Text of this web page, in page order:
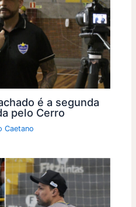
é a segunda
pelo Cerro
Caetano